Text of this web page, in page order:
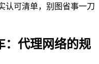
认可清单，别图省事一刀
：代理网络的规